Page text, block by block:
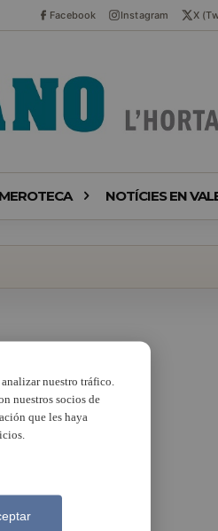
Facebook Instagram X
NOTÍCIES EN
nuestro tráfico.
nuestros socios de
que les haya